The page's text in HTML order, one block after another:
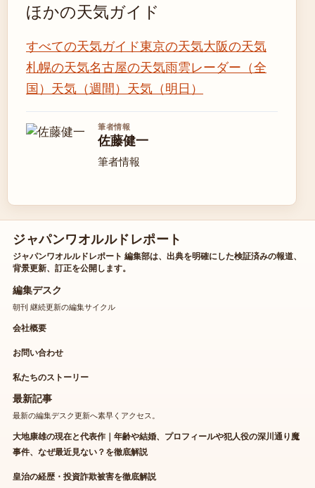
ほかの天気ガイド
すべての天気ガイド東京の天気大阪の天気
札幌の天気名古屋の天気雨雲レーダー（全
国） 天気（週間） 天気（明日）
筆者情報
佐藤健一
筆者情報
ジャパンワオルルドレポート
ジャパンワオルルドレポート 編集部は、出典を明確にした検証済みの報道、
背景更新、訂正を公開します。
編集デスク
朝刊 継続更新の編集サイクル
会社概要
お問い合わせ
私たちのストーリー
最新記事
最新の編集デスク更新へ素早くアクセス。
大地康雄の現在と代表作｜年齢や結婚、プロフィールや犯人役の深川通り魔
事件、なぜ最近見ない？を徹底解説
皇治の経歴・投資詐欺被害を徹底解説